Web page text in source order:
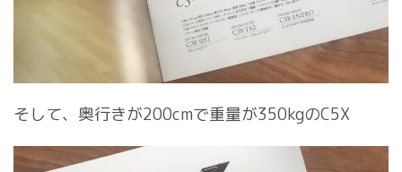
そして、奥行きが200cmで重量が350kgのC5X